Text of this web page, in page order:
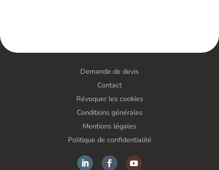
Demande de devis
Contact
Révoquer les cookies
Conditions générales
Mentions légales
Politique de confidentialité